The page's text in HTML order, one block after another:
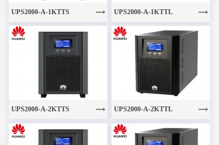
UPS2000-A-1KTTS UPS2000-A-1KTTL
UPS2000-A-2KTTS UPS2000-A-2KTTL